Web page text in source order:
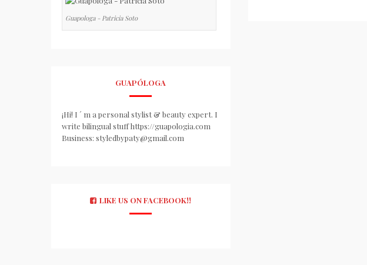
Guapologa - Patricia Soto
GUAPÓLOGA
¡Hi! I ´ m a personal stylist & beauty expert. I
write bilingual stuff https://guapologia.com
Business: styledbypaty@gmail.com
LIKE US ON FACEBOOK!!